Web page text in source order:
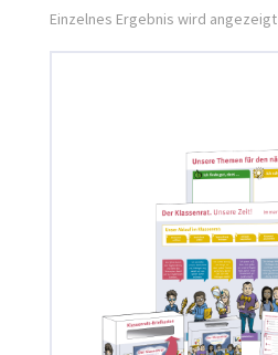
Einzelnes Ergebnis wird angezeigt